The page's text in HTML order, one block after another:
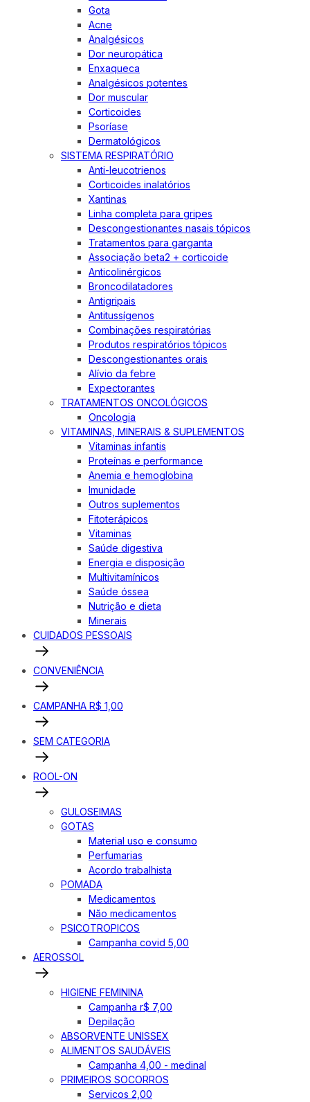
Gota
Acne
Analgésicos
Dor neuropática
Enxaqueca
Analgésicos potentes
Dor muscular
Corticoides
Psoríase
Dermatológicos
SISTEMA RESPIRATÓRIO
Anti-leucotrienos
Corticoides inalatórios
Xantinas
Linha completa para gripes
Descongestionantes nasais tópicos
Tratamentos para garganta
Associação beta2 + corticoide
Anticolinérgicos
Broncodilatadores
Antigripais
Antitussígenos
Combinações respiratórias
Produtos respiratórios tópicos
Descongestionantes orais
Alívio da febre
Expectorantes
TRATAMENTOS ONCOLÓGICOS
Oncologia
VITAMINAS, MINERAIS & SUPLEMENTOS
Vitaminas infantis
Proteínas e performance
Anemia e hemoglobina
Imunidade
Outros suplementos
Fitoterápicos
Vitaminas
Saúde digestiva
Energia e disposição
Multivitamínicos
Saúde óssea
Nutrição e dieta
Minerais
CUIDADOS PESSOAIS
CONVENIÊNCIA
CAMPANHA R$ 1,00
SEM CATEGORIA
ROOL-ON
GULOSEIMAS
GOTAS
Material uso e consumo
Perfumarias
Acordo trabalhista
POMADA
Medicamentos
Não medicamentos
PSICOTROPICOS
Campanha covid 5,00
AEROSSOL
HIGIENE FEMININA
Campanha r$ 7,00
Depilação
ABSORVENTE UNISSEX
ALIMENTOS SAUDÁVEIS
Campanha 4,00 - medinal
PRIMEIROS SOCORROS
Servicos 2,00